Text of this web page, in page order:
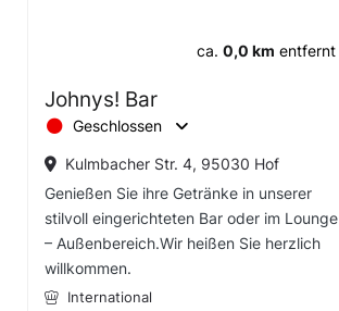
ca. 0,0 km entfernt
Johnys! Bar
Geschlossen
Kulmbacher Str. 4, 95030 Hof
Genießen Sie ihre Getränke in unserer
stilvoll eingerichteten Bar oder im Lounge
– Außenbereich.Wir heißen Sie herzlich
willkommen.
International